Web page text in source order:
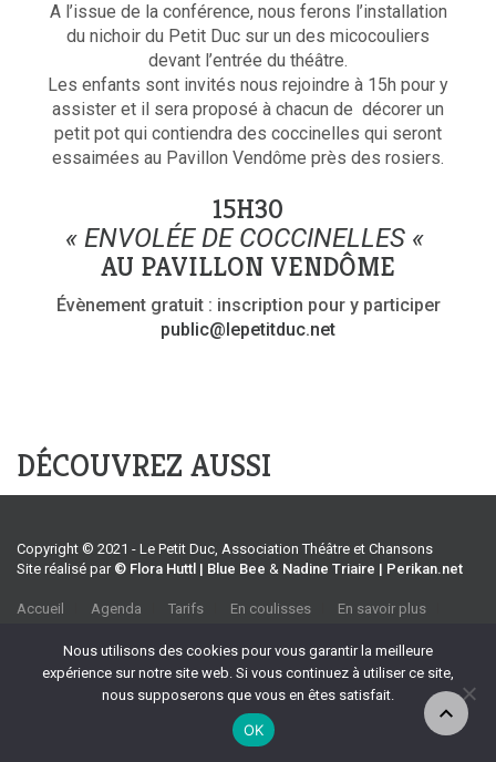
A l’issue de la conférence, nous ferons l’installation
du nichoir du Petit Duc sur un des micocouliers
devant l’entrée du théâtre.
Les enfants sont invités nous rejoindre à 15h pour y
assister et il sera proposé à chacun de décorer un
petit pot qui contiendra des coccinelles qui seront
essaimées au Pavillon Vendôme près des rosiers.
15H30
« ENVOLÉE DE COCCINELLES «
AU PAVILLON VENDÔME
Évènement gratuit : inscription pour y participer
public@lepetitduc.net
DÉCOUVREZ AUSSI
Copyright © 2021 - Le Petit Duc, Association Théâtre et Chansons
Site réalisé par © Flora Huttl | Blue Bee & Nadine Triaire | Perikan.net
Accueil Agenda Tarifs En coulisses
En savoir plus
Association Théâtre et Chansons
35 rue Emile Tavan, 13100 Aix-en-Provence
04 42 27 37 39
Nous utilisons des cookies pour vous garantir la meilleure
expérience sur notre site web. Si vous continuez à utiliser ce site,
nous supposerons que vous en êtes satisfait.
OK